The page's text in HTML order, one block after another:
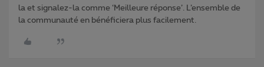
la et signalez-la comme ‘Meilleure réponse’. L’ensemble de
la communauté en bénéficiera plus facilement.